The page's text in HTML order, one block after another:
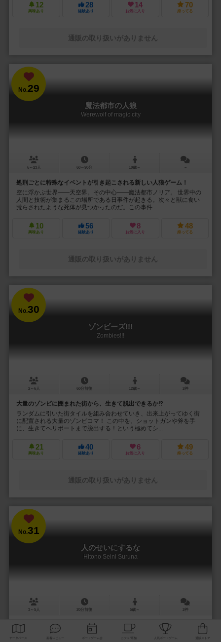
12
興味あり
28
経験あり
14
お気に入り
70
持ってる
通販の取り扱いがありません
No.29
魔法都市の人狼
Werewolf of magic city
6～23人 60～90分 10歳～ －
処刑ごとに特殊なイベントが引き起こされる新しい人狼ゲーム！
空に浮かぶ世界――天空界。その中心――魔法都市ノリア。 世界中の
人間と技術が集まるこの場所である日事件が起きる。次々と獣に食い
荒らされたような死体が見つかったのだ。この事件...
10
興味あり
56
経験あり
8
お気に入り
48
持ってる
通販の取り扱いがありません
No.30
ゾンビーズ!!!
Zombies!!!
2～6人 60分前後 12歳～ 2件
大量のゾンビに囲まれた街から、生きて脱出できるか⁉︎
ランダムに引いた街タイルを組み合わせていき、出来上がってゆく街
に配置される大量のゾンビコマ！ この中を、ショットガンや斧を手
に、生きてヘリポートまで脱出する！という極めてシ...
21
興味あり
40
経験あり
6
お気に入り
49
持ってる
通販の取り扱いがありません
No.31
人のせいにするな
Hitono Seini Suruna
3～5人 20分前後 5歳～ 2件
責任をなすりつけろ！
「お前がやったんだろ！！」 やった覚えのないミスや罪を押し付けら